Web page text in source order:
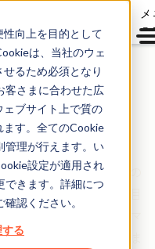
向上を目的として
は、当社のウェ
るため必須となり
客さまに合わせた広
ブサイト上で質の
す。全てのCookie
管理が行えます。い
設定が適用され
できます。詳細につ
確認ください。
る
入支援
なアドバイスのほか、
ビスを向上するための
客さまの組織構成や目
支援プランをカスタマ
かくサポートいたしま